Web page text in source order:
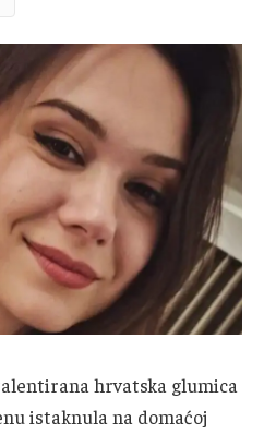
hrvatska glumica
istaknula na domaćoj